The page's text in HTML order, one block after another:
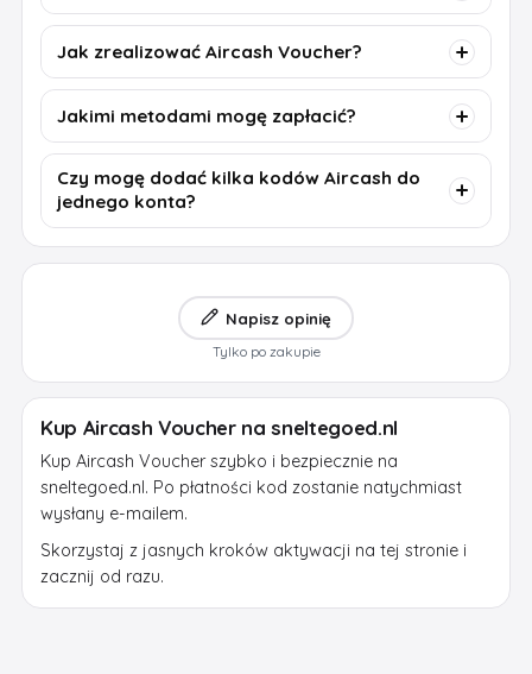
Jak zrealizować Aircash Voucher?
Jakimi metodami mogę zapłacić?
Czy mogę dodać kilka kodów Aircash do
jednego konta?
Napisz opinię
Tylko po zakupie
Kup Aircash Voucher na sneltegoed.nl
Kup Aircash Voucher szybko i bezpiecznie na
sneltegoed.nl. Po płatności kod zostanie natychmiast
wysłany e-mailem.
Skorzystaj z jasnych kroków aktywacji na tej stronie i
zacznij od razu.